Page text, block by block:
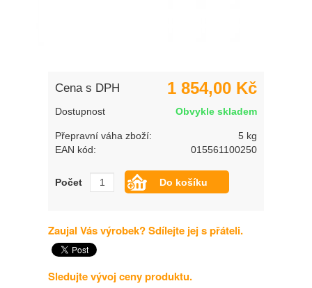
Cena s DPH 1 854,00 Kč
Dostupnost Obvykle skladem
Přepravní váha zboží:
5 kg
EAN kód:
015561100250
Počet
Zaujal Vás výrobek? Sdílejte jej s přáteli.
Sledujte vývoj ceny produktu.